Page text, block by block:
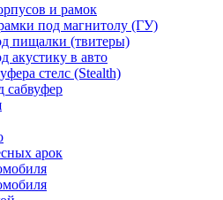
и рамок
под магнитолу (ГУ)
пищалки (твитеры)
акустику в авто
стелс (Stealth)
сабвуфер
арок